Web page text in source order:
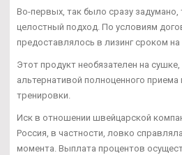
Во-первых, так было сразу задумано,
целостный подход. По условиям
предоставлялось в лизинг сроком на
Этот продукт необязателен на
альтернативой полноценного
тренировки.
Иск в отношении швейцарской
Россия, в частности, ловко
момента. Выплата процентов